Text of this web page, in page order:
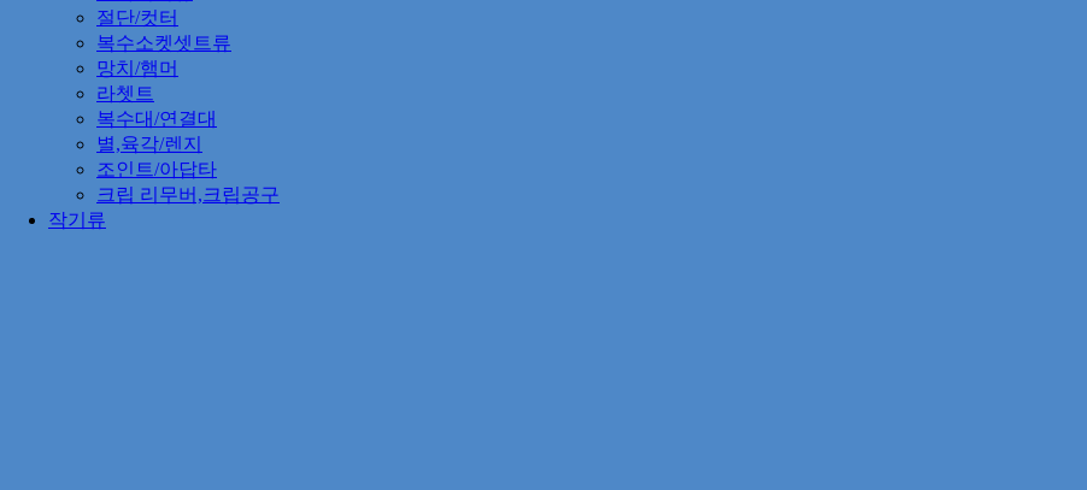
절단/컷터
복수소켓셋트류
망치/햄머
라쳇트
복수대/연결대
별,육각/렌지
조인트/아답타
크립 리무버,크립공구
작기류